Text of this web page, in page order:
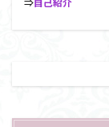
⇒自己紹介